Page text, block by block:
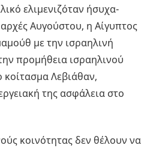
ελιμενιζόταν ήσυχα-
Αυγούστου, η Αίγυπτος
με την ισραηλινή
προμήθεια ισραηλινού
Λεβιάθαν,
της ασφάλεια στο
κοινότητας δεν θέλουν να